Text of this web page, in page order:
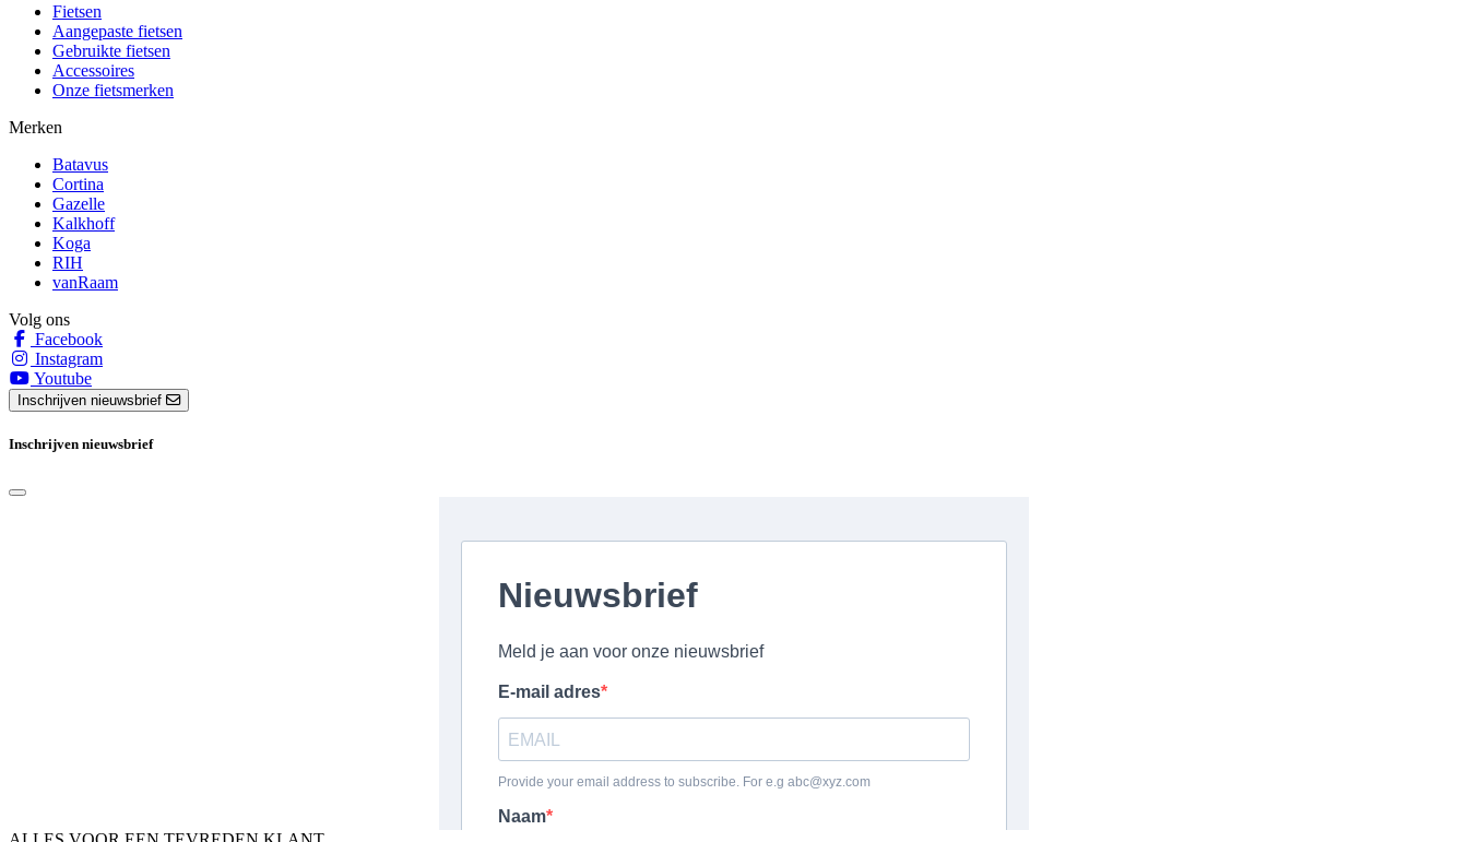
Fietsen
Aangepaste fietsen
Gebruikte fietsen
Accessoires
Onze fietsmerken
Merken
Batavus
Cortina
Gazelle
Kalkhoff
Koga
RIH
vanRaam
Volg ons
Facebook
Instagram
Youtube
Inschrijven nieuwsbrief
Inschrijven nieuwsbrief